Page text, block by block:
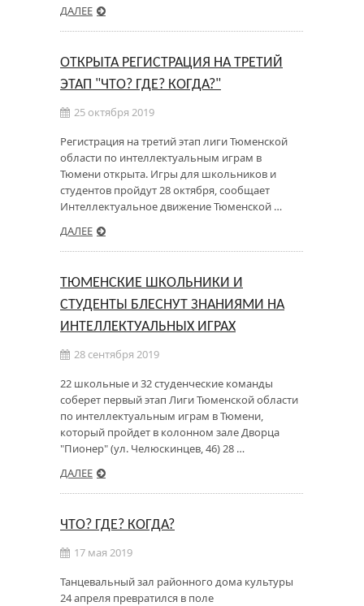
ДАЛЕЕ
ОТКРЫТА РЕГИСТРАЦИЯ НА ТРЕТИЙ
ЭТАП "ЧТО? ГДЕ? КОГДА?"
25 октября 2019
Регистрация на третий этап лиги Тюменской
области по интеллектуальным играм в
Тюмени открыта. Игры для школьников и
студентов пройдут 28 октября, сообщает
Интеллектуальное движение Тюменской …
ДАЛЕЕ
ТЮМЕНСКИЕ ШКОЛЬНИКИ И
СТУДЕНТЫ БЛЕСНУТ ЗНАНИЯМИ НА
ИНТЕЛЛЕКТУАЛЬНЫХ ИГРАХ
28 сентября 2019
22 школьные и 32 студенческие команды
соберет первый этап Лиги Тюменской области
по интеллектуальным играм в Тюмени,
который пройдет в колонном зале Дворца
"Пионер" (ул. Челюскинцев, 46) 28 …
ДАЛЕЕ
ЧТО? ГДЕ? КОГДА?
17 мая 2019
Танцевальный зал районного дома культуры
24 апреля превратился в поле